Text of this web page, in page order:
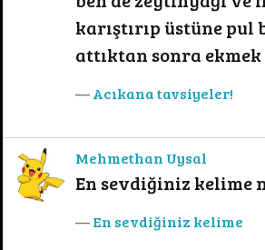
karıştırıp üstüne
attıktan sonra
Acıkana tavsiyeler!
Mehmethan Uysal
En sevdiğiniz kelime
En sevdiğiniz kelime